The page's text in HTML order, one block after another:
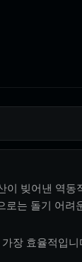
빚어낸 역동
는 돌기 어려
장 효율적입